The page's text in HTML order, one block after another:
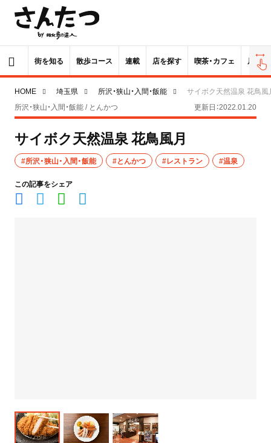
街を知る 散歩コース 連載 店を探す 喫茶・カフェ 居酒屋
HOME 埼玉県 所沢・狭山・入間・飯能
サイボク天然温泉 花鳥風
所沢・狭山・入間・飯能 / とんかつ
更新日：2022.01.20
サイボク天然温泉 花鳥風月
#所沢・狭山・入間・飯能 #とんかつ #レストラン #温泉
この記事をシェア